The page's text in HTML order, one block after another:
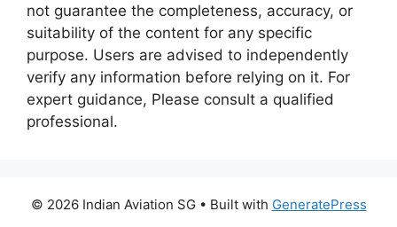
not guarantee the completeness, accuracy, or
suitability of the content for any specific
purpose. Users are advised to independently
verify any information before relying on it. For
expert guidance, Please consult a qualified
professional.
© 2026 Indian Aviation SG• Built with GeneratePress